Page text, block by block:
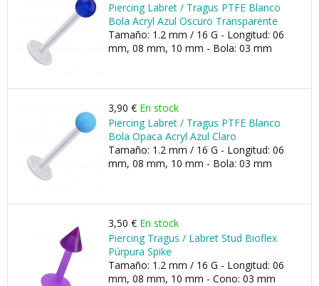
Piercing Labret / Tragus PTFE Blanco
Bola Acryl Azul Oscuro Transparente
Tamaño: 1.2 mm / 16 G - Longitud: 06
mm, 08 mm, 10 mm - Bola: 03 mm
3,90 € En stock
Piercing Labret / Tragus PTFE Blanco
Bola Opaca Acryl Azul Claro
Tamaño: 1.2 mm / 16 G - Longitud: 06
mm, 08 mm, 10 mm - Bola: 03 mm
3,50 € En stock
Piercing Tragus / Labret Stud Bioflex
Púrpura Spike
Tamaño: 1.2 mm / 16 G - Longitud: 06
mm, 08 mm, 10 mm - Cono: 03 mm